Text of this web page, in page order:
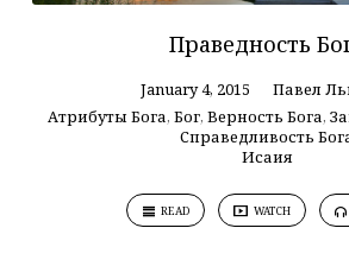
Праведность
January 4, 2015
Павел
Атрибуты Бога, Бог, Верность Бога,
Справедливость
Исаия
READ WATCH